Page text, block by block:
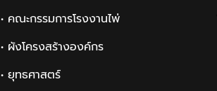
• คณะกรรมการโรงงานไพ่
• ผังโครงสร้างองค์กร
• ยุทธศาสตร์